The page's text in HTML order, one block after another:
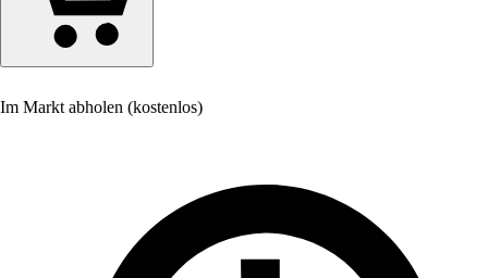
Im Markt abholen (kostenlos)